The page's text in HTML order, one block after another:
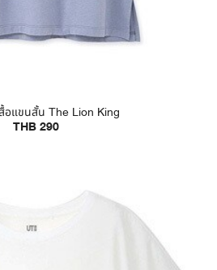
อแขนสั้น The Lion King
THB 290